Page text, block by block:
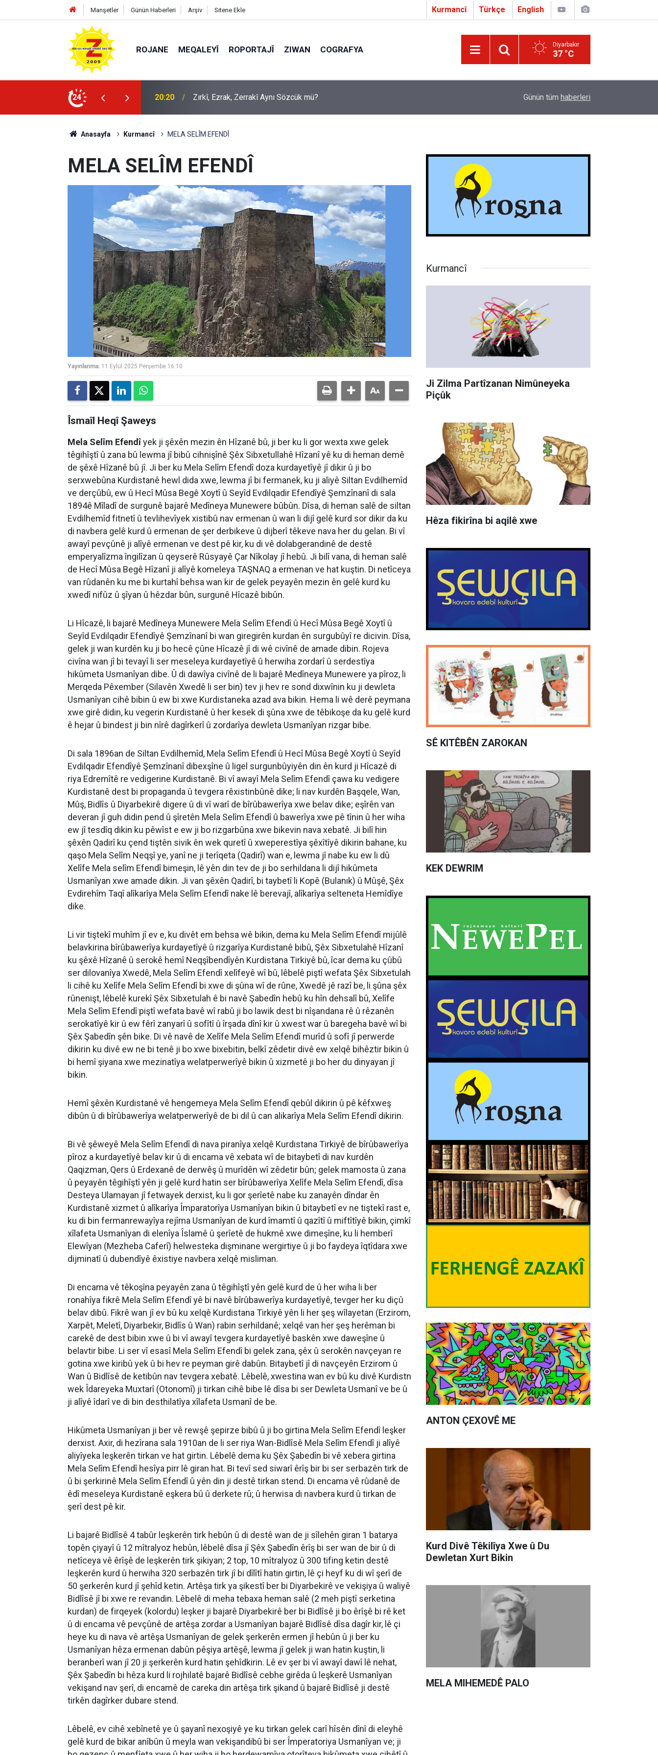
Manşetler Günün Haberleri Arşiv Sitene Ekle Kurmancî Türkçe English
ROJANE MEQALEYÎ ROPORTAJÎ ZIWAN COGRAFYA Diyarbakır
37 °C
24 09:56 Ji Zilma Partîzanan Nimûneyeka Piçûk Çapo 3. o Hîrakerde yê Ferhengê Zazakî-Tirkî
Günün tüm haberleri
Anasayfa Kurmancî MELA SELÎM EFENDÎ
MELA SELÎM EFENDÎ
Yayınlanma: 11 Eylül 2025 Perşembe 16:10
Îsmaîl Heqî Şaweys
Mela Selîm Efendîyek ji şêxên mezin ên Hîzanê bû, ji ber ku li gor wexta xwe gelek
têgihîştî û zana bû lewma jî bibû cihnişînê Şêx Sibxetullahê Hîzanî yê ku di heman demê
de şêxê Hîzanê bû jî. Ji ber ku Mela Selîm Efendî doza kurdayetîyê jî dikir û ji bo
serxwebûna Kurdistanê hewl dida xwe, lewma jî bi fermanek, ku ji aliyê Siltan Evdilhemîd
ve derçûbû, ew û Hecî Mûsa Begê Xoytî û Seyîd Evdilqadir Efendîyê Şemzînanî di sala
1894ê Mîladî de surgunê bajarê Medîneya Munewere bûbûn. Dîsa, di heman salê de siltan
Evdilhemîd fitnetî û tevlihevîyek xistibû nav ermenan û wan li dijî gelê kurd sor dikir da ku
di navbera gelê kurd û ermenan de şer derbikeve û dijberî têkeve nava her du gelan. Bi vî
awayî pevçûnê ji alîyê ermenan ve dest pê kir, ku di vê dolabgerandinê de destê
emperyalîzma îngilîzan û qeyserê Rûsyayê Çar Nîkolay jî hebû. Ji bilî vana, di heman salê
de Hecî Mûsa Begê Hîzanî ji alîyê komeleya TAŞNAQ a ermenan ve hat kuştin. Di netîceya
van rûdanên ku me bi kurtahî behsa wan kir de gelek peyayên mezin ên gelê kurd ku
xwedî nifûz û şîyan û hêzdar bûn, surgunê Hîcazê bibûn.
Li Hîcazê, li bajarê Medîneya Munewere Mela Selîm Efendî û Hecî Mûsa Begê Xoytî û
Seyîd Evdilqadir Efendîyê Şemzînanî bi wan giregirên kurdan ên surgubûyî re dicivin. Dîsa,
gelek ji wan kurdên ku ji bo hecê çûne Hîcazê jî di wê civînê de amade dibin. Rojeva
civîna wan jî bi tevayî li ser meseleya kurdayetîyê û herwiha zordarî û serdestîya
hikûmeta Usmanîyan dibe. Û di dawîya civînê de li bajarê Medîneya Munewere ya pîroz, li
Merqeda Pêxember (Silavên Xwedê li ser bin) tev ji hev re sond dixwînin ku ji dewleta
Usmanîyan cihê bibin û ew bi xwe Kurdistaneka azad ava bikin. Hema li wê derê peymana
xwe girê didin, ku vegerin Kurdistanê û her kesek di şûna xwe de têbikoşe da ku gelê kurd
ê hejar û bindest ji bin nîrê dagîrkerî û zordarîya dewleta Usmanîyan rizgar bibe.
Di sala 1896an de Siltan Evdilhemîd, Mela Selîm Efendî û Hecî Mûsa Begê Xoytî û Seyîd
Evdilqadir Efendîyê Şemzînanî dibexşîne û ligel surgunbûyiyên din ên kurd ji Hîcazê di
riya Edremîtê re vedigerine Kurdistanê. Bi vî awayî Mela Selîm Efendî çawa ku vedigere
Kurdistanê dest bi propaganda û tevgera rêxistinbûnê dike; li nav kurdên Başqele, Wan,
Mûş, Bidlîs û Diyarbekirê digere û di vî warî de bîrûbawerîya xwe belav dike; eşîrên van
deveran jî guh didin pend û şîretên Mela Selîm Efendî û bawerîya xwe pê tînin û her wiha
ew jî tesdîq dikin ku pêwîst e ew ji bo rizgarbûna xwe bikevin nava xebatê. Ji bilî hin
şêxên Qadirî ku çend tiştên sivik ên wek quretî û xweperestîya şêxîtîyê dikirin bahane, ku
qaşo Mela Selîm Neqşî ye, yanî ne ji terîqeta (Qadirî) wan e, lewma jî nabe ku ew li dû
Xelîfe Mela selîm Efendî bimeşin, lê yên din tev de ji bo serhildana li dijî hikûmeta
Usmanîyan xwe amade dikin. Ji van şêxên Qadirî, bi taybetî li Kopê (Bulanık) û Mûşê, Şêx
Evdirehîm Taqî alîkarîya Mela Selîm Efendî nake lê berevajî, alîkarîya selteneta Hemîdîye
dike.
Li vir tiştekî muhîm jî ev e, ku divêt em behsa wê bikin, dema ku Mela Selîm Efendî mijûlê
belavkirina bîrûbawerîya kurdayetîyê û rizgarîya Kurdistanê bibû, Şêx Sibxetulahê Hîzanî
ku şêxê Hîzanê û serokê hemî Neqşîbendîyên Kurdistana Tirkiyê bû, îcar dema ku çûbû
ser dilovanîya Xwedê, Mela Selîm Efendî xelîfeyê wî bû, lêbelê piştî wefata Şêx Sibxetulah
li cihê ku Xelîfe Mela Selîm Efendî bi xwe di şûna wî de rûne, Xwedê jê razî be, li şûna şêx
rûnenişt, lêbelê kurekî Şêx Sibxetulah ê bi navê Şabedîn hebû ku hîn dehsalî bû, Xelîfe
Mela Selîm Efendî piştî wefata bavê wî rabû ji bo lawik dest bi nîşandana rê û rêzanên
serokatîyê kir û ew fêrî zanyarî û sofîtî û îrşada dînî kir û xwest war û baregeha bavê wî bi
Şêx Şabedîn şên bike. Di vê navê de Xelîfe Mela Selîm Efendî murîd û sofî jî perwerde
dikirin ku divê ew ne bi tenê ji bo xwe bixebitin, belkî zêdetir divê ew xelqê bihêztir bikin û
bi hemî şiyana xwe mezinatîya welatperwerîyê bikin û xizmetê ji bo her du dinyayan jî
bikin.
Hemî şêxên Kurdistanê vê hengemeya Mela Selîm Efendî qebûl dikirin û pê kêfxweş
dibûn û di bîrûbawerîya welatperwerîyê de bi dil û can alikarîya Mela Selîm Efendî dikirin.
Bi vê şêweyê Mela Selîm Efendî di nava piranîya xelqê Kurdistana Tirkiyê de bîrûbawerîya
pîroz a kurdayetîyê belav kir û di encama vê xebata wî de bitaybetî di nav kurdên
Qaqizman, Qers û Erdexanê de derwêş û murîdên wî zêdetir bûn; gelek mamosta û zana
û peyayên têgihîştî yên ji gelê kurd hatin ser bîrûbawerîya Xelîfe Mela Selîm Efendî, dîsa
Desteya Ulamayan jî fetwayek derxist, ku li gor şerîetê nabe ku zanayên dîndar ên
Kurdistanê xizmet û alîkarîya Împaratorîya Usmanîyan bikin û bitaybetî ev ne tiştekî rast e,
ku di bin fermanrewayîya rejîma Usmanîyan de kurd îmamtî û qazîtî û miftîtîyê bikin, çimkî
xîlafeta Usmanîyan di elenîya Îslamê û şerîetê de hukmê xwe dimeşîne, ku li hemberî
Elewîyan (Mezheba Caferî) helwesteka dişminane wergirtiye û ji bo faydeya îqtîdara xwe
dijminatî û dubendîyê êxistiye navbera xelqê misliman.
Di encama vê têkoşîna peyayên zana û têgihîştî yên gelê kurd de û her wiha li ber
ronahîya fikrê Mela Selîm Efendî yê bi navê bîrûbawerîya kurdayetîyê, tevger her ku diçû
belav dibû. Fikrê wan jî ev bû ku xelqê Kurdistana Tirkiyê yên li her şeş wîlayetan (Erzirom,
Xarpêt, Meletî, Diyarbekir, Bidlîs û Wan) rabin serhildanê; xelqê van her şeş herêman bi
carekê de dest bibin xwe û bi vî awayî tevgera kurdayetîyê baskên xwe daweşîne û
belavtir bibe. Li ser vî esasî Mela Selîm Efendî bi gelek zana, şêx û serokên navçeyan re
gotina xwe kiribû yek û bi hev re peyman girê dabûn. Bitaybetî jî di navçeyên Erzirom û
Wan û Bidlîsê de ketibûn nav tevgera xebatê. Lêbelê, xwestina wan ev bû ku divê Kurdistn
wek Îdareyeka Muxtarî (Otonomî) ji tirkan cihê bibe lê dîsa bi ser Dewleta Usmanî ve be û
ji alîyê îdarî ve di bin desthilatîya xîlafeta Usmanî de be.
Hikûmeta Usmanîyan ji ber vê rewşê şepirze bibû û ji bo girtina Mela Selîm Efendî leşker
derxist. Axir, di hezîrana sala 1910an de li ser riya Wan-Bidlîsê Mela Selîm Efendî ji alîyê
aliyîyeka leşkerên tirkan ve hat girtin. Lêbelê dema ku Şêx Şabedîn bi vê xebera girtina
Mela Selîm Efendî hesîya pirr lê giran hat. Bi tevî sed siwarî êrîş bir bi ser serbazên tirk de
û bi şerkirinê Mela Selîm Efendî û yên din ji destê tirkan stend. Di encama vê rûdanê de
êdî meseleya Kurdistanê eşkera bû û derkete rû; û herwisa di navbera kurd û tirkan de
şerî dest pê kir.
Li bajarê Bidlîsê 4 tabûr leşkerên tirk hebûn û di destê wan de ji sîlehên giran 1 batarya
topên çiyayî û 12 mîtralyoz hebûn, lêbelê dîsa jî Şêx Şabedîn êrîş bi ser wan de bir û di
netîceya vê êrîşê de leşkerên tirk şikiyan; 2 top, 10 mîtralyoz û 300 tifing ketin destê
leşkerên kurd û herwiha 320 serbazên tirk jî bi dîlîtî hatin girtin, lê çi heyf ku di wî şerî de
50 şerkerên kurd jî şehîd ketin. Artêşa tirk ya şikestî ber bi Diyarbekirê ve vekişiya û waliyê
Bidlîsê jî bi xwe re revandin. Lêbelê di meha tebaxa heman salê (2 meh piştî serketina
kurdan) de firqeyek (kolordu) leşker ji bajarê Diyarbekirê ber bi Bidlîsê ji bo êrîşê bi rê ket
û di encama vê pevçûnê de artêşa zordar a Usmanîyan bajarê Bidlîsê dîsa dagîr kir, lê çi
heye ku di nava vê artêşa Usmanîyan de gelek şerkerên ermen jî hebûn û ji ber ku
Usmanîyan hêza ermenan dabûn pêşiya artêşê, lewma jî gelek ji wan hatin kuştin, li
beranberî wan jî 20 ji şerkerên kurd hatin şehîdkirin. Lê ev şer bi vî awayî dawî lê nehat,
Şêx Şabedîn bi hêza kurd li rojhilatê bajarê Bidlîsê cebhe girêda û leşkerê Usmanîyan
vekişand nav şerî, di encamê de careka din artêşa tirk şikand û bajarê Bidlîsê ji destê
tirkên dagîrker dubare stend.
Lêbelê, ev cihê xebînetê ye û şayanî nexoşiyê ye ku tirkan gelek carî hîsên dînî di eleyhê
gelê kurd de bikar anîbûn û meyla wan vekişandibû bi ser Împeratoriya Usmanîyan ve; ji
Kurmancî
Ji Zilma Partîzanan Nimûneyeka
Piçûk
Hêza fikirîna bi aqilê xwe
SÊ KITÊBÊN ZAROKAN
KEK DEWRIM
ANTON ÇEXOVÊ ME
Kurd Divê Têkilîya Xwe û Du
Dewletan Xurt Bikin
MELA MIHEMEDÊ PALO